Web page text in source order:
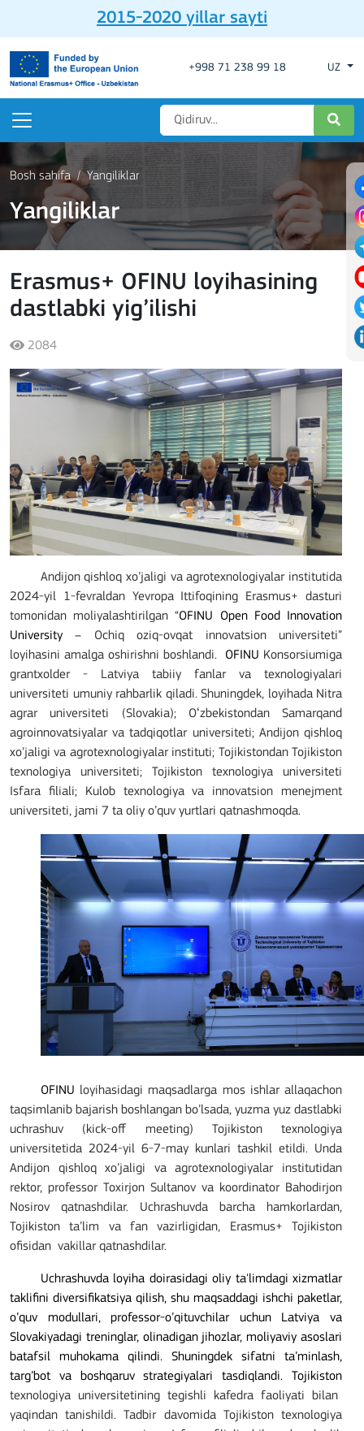
2015-2020 yillar sayti
+998 71 238 99 18 UZ
Bosh sahifa Yangiliklar
Yangiliklar
Erasmus+ OFINU loyihasining
dastlabki yig’ilishi
2084
Andijon qishloq xo’jaligi va agrotexnologiyalar institutida
2024-yil 1-fevraldan Yevropa Ittifoqining Erasmus+ dasturi
tomonidan moliyalashtirilgan “OFINU Open Food Innovation
University – Ochiq oziq-ovqat innovatsion universiteti”
loyihasini amalga oshirishni boshlandi.
OFINU Konsorsiumiga
grantxolder - Latviya tabiiy fanlar va texnologiyalari
universiteti umuniy rahbarlik qiladi. Shuningdek, loyihada Nitra
agrar universiteti (Slovakia); Oʻzbekistondan Samarqand
agroinnovatsiyalar va tadqiqotlar universiteti; Andijon qishloq
xo’jaligi va agrotexnologiyalar instituti; Tojikistondan Tojikiston
texnologiya universiteti; Tojikiston texnologiya universiteti
Isfara filiali; Kulob texnologiya va innovatsion menejment
universiteti, jami 7 ta oliy o’quv yurtlari qatnashmoqda.
OFINU loyihasidagi maqsadlarga mos ishlar allaqachon
taqsimlanib bajarish boshlangan bo’lsada, yuzma yuz dastlabki
uchrashuv (kick-off meeting) Tojikiston texnologiya
universitetida 2024-yil 6-7-may kunlari tashkil etildi. Unda
Andijon qishloq xo’jaligi va agrotexnologiyalar institutidan
rektor, professor Toxirjon Sultanov va koordinator Bahodirjon
Nosirov qatnashdilar. Uchrashuvda barcha hamkorlardan,
Tojikiston ta’lim va fan vazirligidan, Erasmus+ Tojikiston
ofisidan vakillar qatnashdilar.
Uchrashuvda loyiha doirasidagi oliy ta'limdagi xizmatlar
taklifini diversifikatsiya qilish, shu maqsaddagi ishchi paketlar,
o’quv modullari, professor-o’qituvchilar uchun Latviya va
Slovakiyadagi treninglar, olinadigan jihozlar, moliyaviy asoslari
batafsil muhokama qilindi. Shuningdek sifatni ta’minlash,
targ’bot va boshqaruv strategiyalari tasdiqlandi. Tojikiston
texnologiya universitetining tegishli kafedra faoliyati bilan
yaqindan tanishildi. Tadbir davomida Tojikiston texnologiya